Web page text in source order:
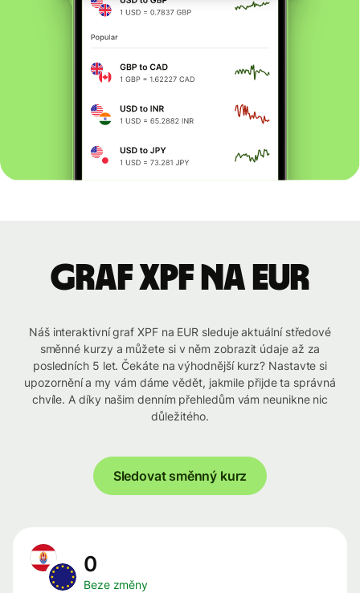
graf XPF na EUR
Náš interaktivní graf XPF na EUR sleduje aktuální středové
směnné kurzy a můžete si v něm zobrazit údaje až za
posledních 5 let. Čekáte na výhodnější kurz? Nastavte si
upozornění a my vám dáme vědět, jakmile přijde ta správná
chvíle. A díky našim denním přehledům vám neunikne nic
důležitého.
Sledovat směnný kurz
0
Beze změny